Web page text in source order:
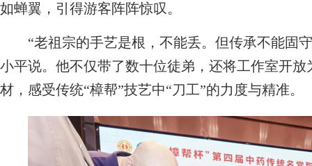
如蝉翼，引得游客阵阵惊叹。
“老祖宗的手艺是根，不能丢。但传承不能固守
小平说。他不仅带了数十位徒弟，还将工作室开
材，感受传统“樟帮”技艺中“刀工”的力度与精准。